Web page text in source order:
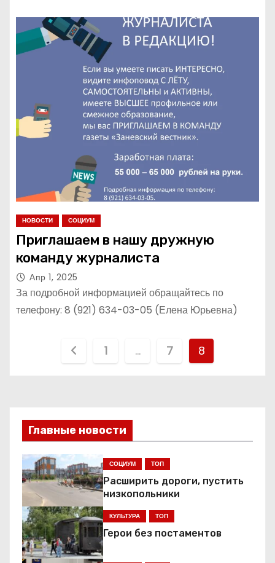
НОВОСТИ СОЦИУМ
Приглашаем в нашу дружную
команду журналиста
Апр 1, 2025
За подробной информацией обращайтесь по
телефону: 8 (921) 634-03-05 (Елена Юрьевна)
и
н
а
ц
и
я
1 … 7 8
Главные новости
СОЦИУМ ТОП
Расширить дороги, пустить
низкопольники
КУЛЬТУРА ТОП
Герои без постаментов